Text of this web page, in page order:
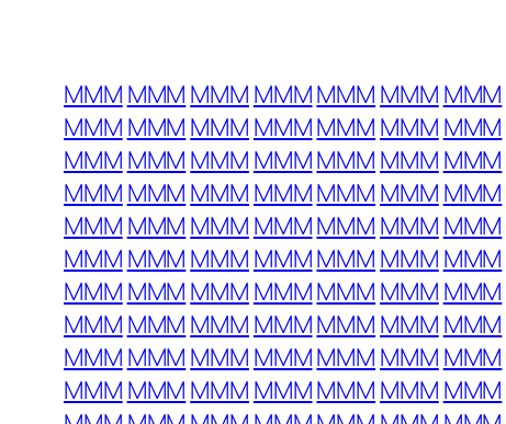
MMM MMM MMM MMMMMM MMM MMM
MMM MMM MMM MMMMMM MMM MMM
MMM MMM MMM MMMMMM MMM MMM
MMM MMM MMM MMMMMM MMM MMM
MMM MMM MMM MMMMMM MMM MMM
MMM MMM MMM MMMMMM MMM MMM
MMM MMM MMM MMMMMM MMM MMM
MMM MMM MMM MMMMMM MMM MMM
MMM MMM MMM MMMMMM MMM MMM
MMM MMM MMM MMMMMM MMM MMM